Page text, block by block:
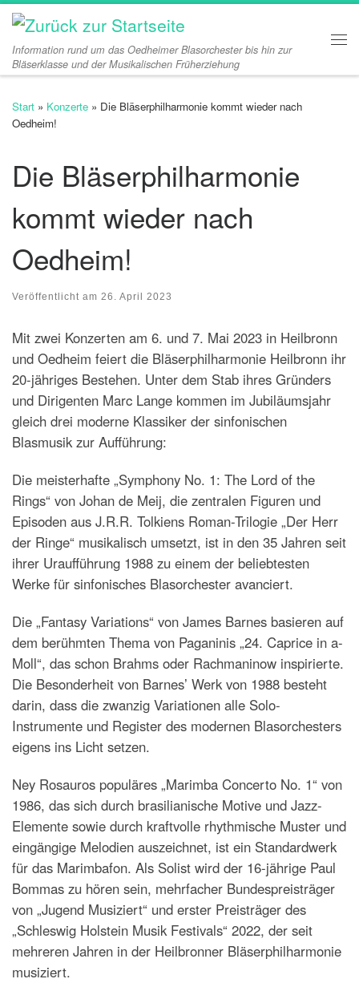
Zum Inhalt springen
Information rund um das Oedheimer Blasorchester bis hin zur
Bläserklasse und der Musikalischen Früherziehung
Start » Konzerte » Die Bläserphilharmonie kommt wieder nach
Oedheim!
Die Bläserphilharmonie
kommt wieder nach
Oedheim!
Veröffentlicht am 26. April 2023
Mit zwei Konzerten am 6. und 7. Mai 2023 in Heilbronn
und Oedheim feiert die Bläserphilharmonie Heilbronn ihr
20-jähriges Bestehen. Unter dem Stab ihres Gründers
und Dirigenten Marc Lange kommen im Jubiläumsjahr
gleich drei moderne Klassiker der sinfonischen
Blasmusik zur Aufführung:
Die meisterhafte „Symphony No. 1: The Lord of the
Rings“ von Johan de Meij, die zentralen Figuren und
Episoden aus J.R.R. Tolkiens Roman-Trilogie „Der Herr
der Ringe“ musikalisch umsetzt, ist in den 35 Jahren seit
ihrer Uraufführung 1988 zu einem der beliebtesten
Werke für sinfonisches Blasorchester avanciert.
Die „Fantasy Variations“ von James Barnes basieren auf
dem berühmten Thema von Paganinis „24. Caprice in a-
Moll“, das schon Brahms oder Rachmaninow inspirierte.
Die Besonderheit von Barnesʼ Werk von 1988 besteht
darin, dass die zwanzig Variationen alle Solo-
Instrumente und Register des modernen Blasorchesters
eigens ins Licht setzen.
Ney Rosauros populäres „Marimba Concerto No. 1“ von
1986, das sich durch brasilianische Motive und Jazz-
Elemente sowie durch kraftvolle rhythmische Muster und
eingängige Melodien auszeichnet, ist ein Standardwerk
für das Marimbafon. Als Solist wird der 16-jährige Paul
Bommas zu hören sein, mehrfacher Bundespreisträger
von „Jugend Musiziert“ und erster Preisträger des
„Schleswig Holstein Musik Festivals“ 2022, der seit
mehreren Jahren in der Heilbronner Bläserphilharmonie
musiziert.